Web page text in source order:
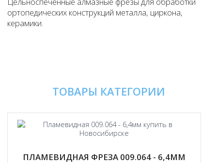
ортопедических конструкций металла, циркона,
керамики.
ТОВАРЫ КАТЕГОРИИ
ПЛАМЕВИДНАЯ ФРЕЗА 009.064 - 6,4ММ